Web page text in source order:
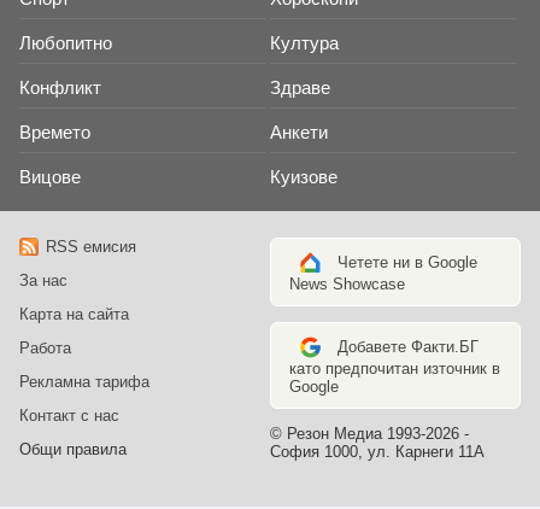
Любопитно Култура
Конфликт Здраве
Времето Анкети
Вицове Куизове
RSS емисия
За нас
Карта на сайта
Работа
Рекламна тарифа
Контакт с нас
Общи правила
Четете ни в Google
News Showcase
Добавете Факти.БГ
като предпочитан източник в
Google
© Резон Медиа 1993-2026 -
София 1000, ул. Карнеги 11А